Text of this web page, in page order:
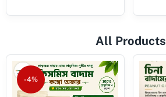
All Products
-4%